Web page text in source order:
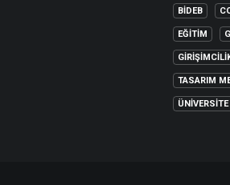
BİDEB
EĞITIM
TASARIM